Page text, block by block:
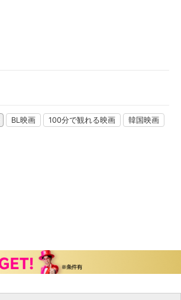
BL映画 100分で観れる映画
韓国映画